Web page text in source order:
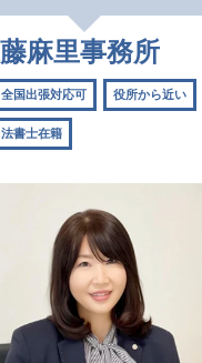
麻里事務所
全国出張対応可 役所から近い
書士在籍